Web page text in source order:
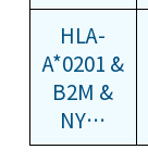
HLA-
A*0201 &
B2M &
NY…